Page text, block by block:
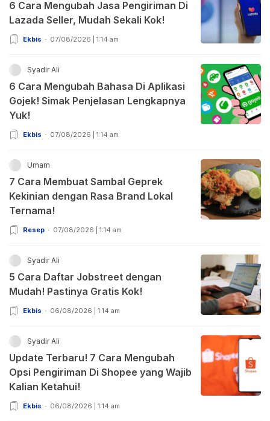
6 Cara Mengubah Jasa Pengiriman Di
Lazada Seller, Mudah Sekali Kok!
Ekbis 07/08/2026 | 1:14 am
Syadir Ali
6 Cara Mengubah Bahasa Di Aplikasi
Gojek! Simak Penjelasan Lengkapnya
Yuk!
Ekbis 07/08/2026 | 1:14 am
Umam
7 Cara Membuat Sambal Geprek
Kekinian dengan Rasa Brand Lokal
Ternama!
Resep 07/08/2026 | 1:14 am
Syadir Ali
5 Cara Daftar Jobstreet dengan
Mudah! Pastinya Gratis Kok!
Ekbis 06/08/2026 | 1:14 am
Syadir Ali
Update Terbaru! 7 Cara Mengubah
Opsi Pengiriman Di Shopee yang Wajib
Kalian Ketahui!
Ekbis 06/08/2026 | 1:14 am